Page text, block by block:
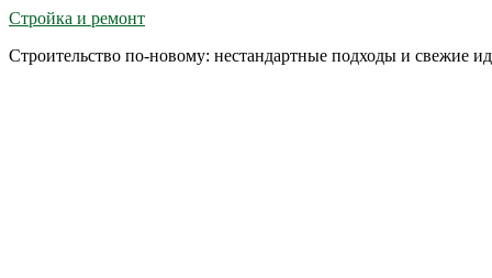
Стройка и ремонт
Строительство по-новому: нестандартные подходы и свежие